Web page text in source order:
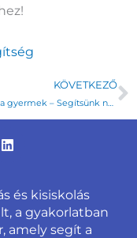
KÖVETKEZŐ
Szorong a gyermek – Segítsünk neki!
és kisiskolás
a gyakorlatban
amely segít a